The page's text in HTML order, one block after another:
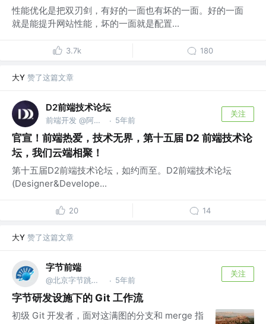
性能优化是把双刃剑，有好的一面也有坏的一面。好的一面
就是能提升网站性能，坏的一面就是配置...
3.7k 180
大Y 赞了这篇文章
D2前端技术论坛
前端开发 @阿里巴巴 · 5年前
关注
官宣！前端热爱，技术无界，第十五届 D2 前端技术论
坛，我们云端相聚！
第十五届D2前端技术论坛，如约而至。D2前端技术论坛
(Designer&Develope...
20 14
大Y 赞了这篇文章
字节前端
@北京字节跳动网络技术有限公司 · 5年前
关注
字节研发设施下的 Git 工作流
初级 Git 开发者，面对这满图的分支和 merge 指